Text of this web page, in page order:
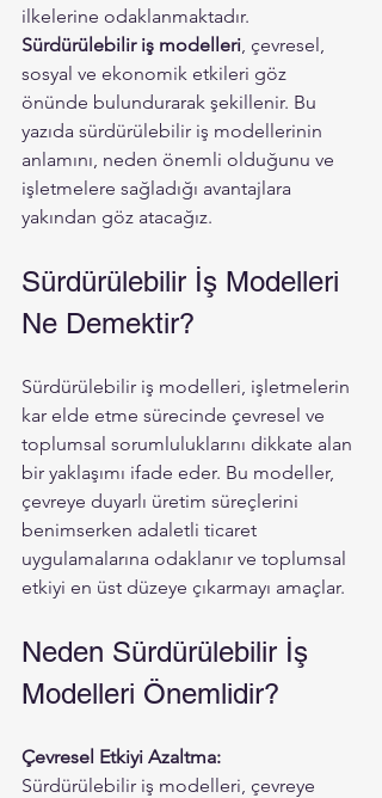
ilkelerine odaklanmaktadır.
Sürdürülebilir iş modelleri, çevresel,
sosyal ve ekonomik etkileri göz
önünde bulundurarak şekillenir. Bu
yazıda sürdürülebilir iş modellerinin
anlamını, neden önemli olduğunu ve
işletmelere sağladığı avantajlara
yakından göz atacağız.
Sürdürülebilir İş Modelleri
Ne Demektir?
Sürdürülebilir iş modelleri, işletmelerin
kar elde etme sürecinde çevresel ve
toplumsal sorumluluklarını dikkate alan
bir yaklaşımı ifade eder. Bu modeller,
çevreye duyarlı üretim süreçlerini
benimserken adaletli ticaret
uygulamalarına odaklanır ve toplumsal
etkiyi en üst düzeye çıkarmayı amaçlar.
Neden Sürdürülebilir İş
Modelleri Önemlidir?
Çevresel Etkiyi Azaltma:
Sürdürülebilir iş modelleri, çevreye